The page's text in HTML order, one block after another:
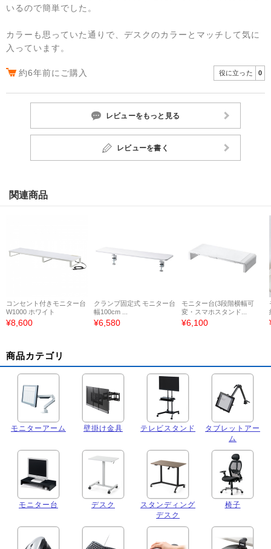
いるので簡単でした。
カラーも思っていた通りで、デスクのカラーとマッチして気に
入っています。
約6年前にご購入 役に立った 0
レビューをもっと見る
レビューを書く
関連商品
コンセント付きモニター台
W1000 ホワイト
¥8,600
クランプ固定式 モニター台
幅100cm ...
¥6,580
モニター台(3段階横幅可
変・スマホスタンド...
¥6,100
商品カテゴリ
モニターアーム 壁掛け金具 テレビスタンド
タブレットアー
ム
モニター台 デスク
スタンディング
デスク
椅子